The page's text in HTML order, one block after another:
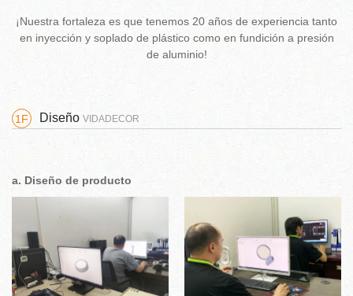
¡Nuestra fortaleza es que tenemos 20 años de experiencia tanto
en inyección y soplado de plástico como en fundición a presión
de aluminio!
1F Diseño VIDADECOR
a. Diseño de producto